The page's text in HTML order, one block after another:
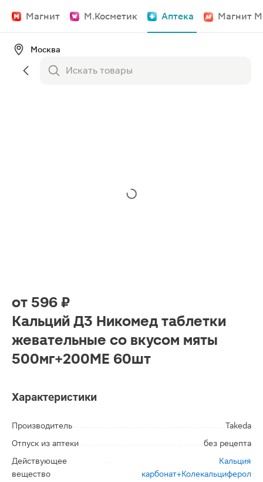
Магнит М.Косметик Аптека Магнит
Москва
от 596 ₽
Кальций Д3 Никомед таблетки
жевательные со вкусом мяты
500мг+200МЕ 60шт
Характеристики
Производитель
Takeda
Отпуск из аптеки
без рецепта
Действующее
вещество
Кальция
карбонат+Колекальциферол